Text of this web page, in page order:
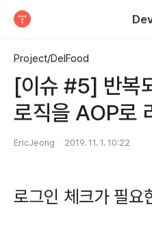
Project/DelFood
[이슈 #5] 반복
로직을 AOP로
EricJeong 2019. 11. 1. 10:22
로그인 체크가 필요